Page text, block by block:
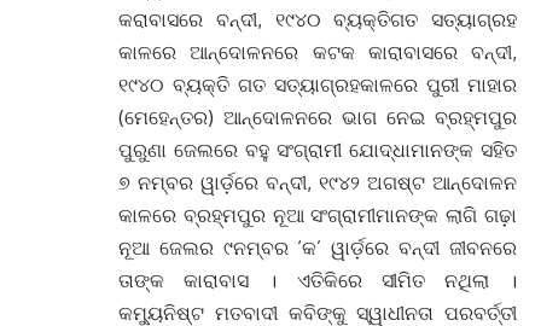
କରାବାସରେ ବନ୍ଦୀ, ୧୯୪୦ ବ୍ୟକ୍ତିଗତ ସତ୍ୟାଗ୍ରହ
କାଳରେ ଆନ୍ଦୋଳନରେ କଟକ କାରାବାସରେ ବନ୍ଦୀ,
୧୯୪୦ ବ୍ୟକ୍ତି ଗତ ସତ୍ୟାଗ୍ରହକାଳରେ ପୁରୀ ମାହାର
(ମେହେନ୍ତର) ଆନ୍ଦୋଳନରେ ଭାଗ ନେଇ ବ୍ରହ୍ମପୁର
ପୁରୁଣା ଜେଲରେ ବହୁ ସଂଗ୍ରାମୀ ଯୋଦ୍ଧାମାନଙ୍କ ସହିତ
୭ ନମ୍ବର ୱାର୍ଡ଼ରେ ବନ୍ଦୀ, ୧୯୪୨ ଅଗଷ୍ଟ ଆନ୍ଦୋଳନ
କାଳରେ ବ୍ରହ୍ମପୁର ନୂଆ ସଂଗ୍ରାମୀମାନଙ୍କ ଲାଗି ଗଢ଼ା
ନୂଆ ଜେଲର ୯ନମ୍ବର ‘କ’ ୱାର୍ଡ଼ରେ ବନ୍ଦୀ ଜୀବନରେ
ତାଙ୍କ କାରାବାସ । ଏତିକିରେ ସୀମିତ ନଥିଲା ।
କମ୍ୟୁନିଷ୍ଟ ମତବାଦୀ କବିଙ୍କୁ ସ୍ୱାଧୀନତା ପରବର୍ତ୍ତୀ